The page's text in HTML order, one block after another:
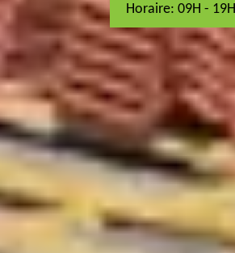
Horaire: 09H - 19H